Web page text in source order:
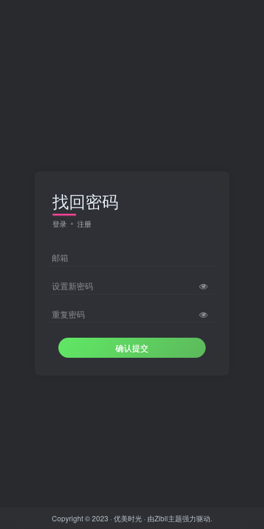
找回密码
登录 注册
邮箱
设置新密码
重复密码
确认提交
Copyright © 2023 ·优美时光 · 由Zibll主题强力驱动.